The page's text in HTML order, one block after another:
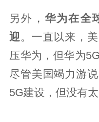
另外， 华为在全
迎。一直以来，
压华为，但华为
尽管美国竭力游
5G建设，但没有太